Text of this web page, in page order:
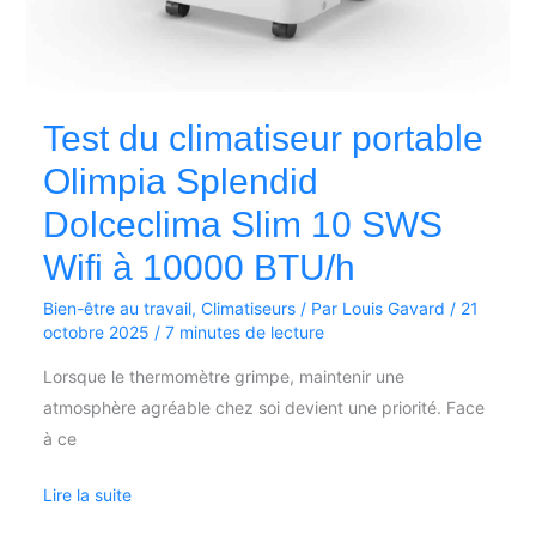
Test du climatiseur portable
Olimpia Splendid
Dolceclima Slim 10 SWS
Wifi à 10000 BTU/h
Bien-être au travail, Climatiseurs/ Par Louis Gavard / 21
octobre 2025 / 7 minutes de lecture
Lorsque le thermomètre grimpe, maintenir une
atmosphère agréable chez soi devient une priorité. Face
à ce
Lire la suite